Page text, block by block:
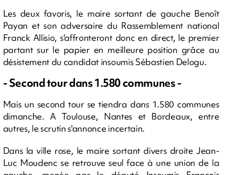
Les deux favoris, le maire sortant de gauche Benoît
Payan et son adversaire du Rassemblement national
Franck Allisio, s'affronteront donc en direct, le premier
partant sur le papier en meilleure position grâce au
désistement du candidat insoumis Sébastien Delogu.
- Second tour dans 1.580 communes -
Mais un second tour se tiendra dans 1.580 communes
dimanche. A Toulouse, Nantes et Bordeaux, entre
autres, le scrutin s'annonce incertain.
Dans la ville rose, le maire sortant divers droite Jean-
Luc Moudenc se retrouve seul face à une union de la